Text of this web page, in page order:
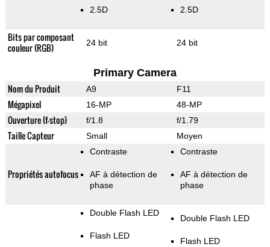
2.5D 2.5D
Bits par composant
couleur (RGB)
24 bit 24 bit
Primary Camera
Nom du Produit A9 F11
Mégapixel 16-MP 48-MP
Ouverture (f-stop) f/1.8 f/1.79
Taille Capteur Small Moyen
Propriétés autofocus
Contraste
AF à détection de
phase
Contraste
AF à détection de
phase
Double Flash LED
Flash LED
Double Flash LED
Flash LED